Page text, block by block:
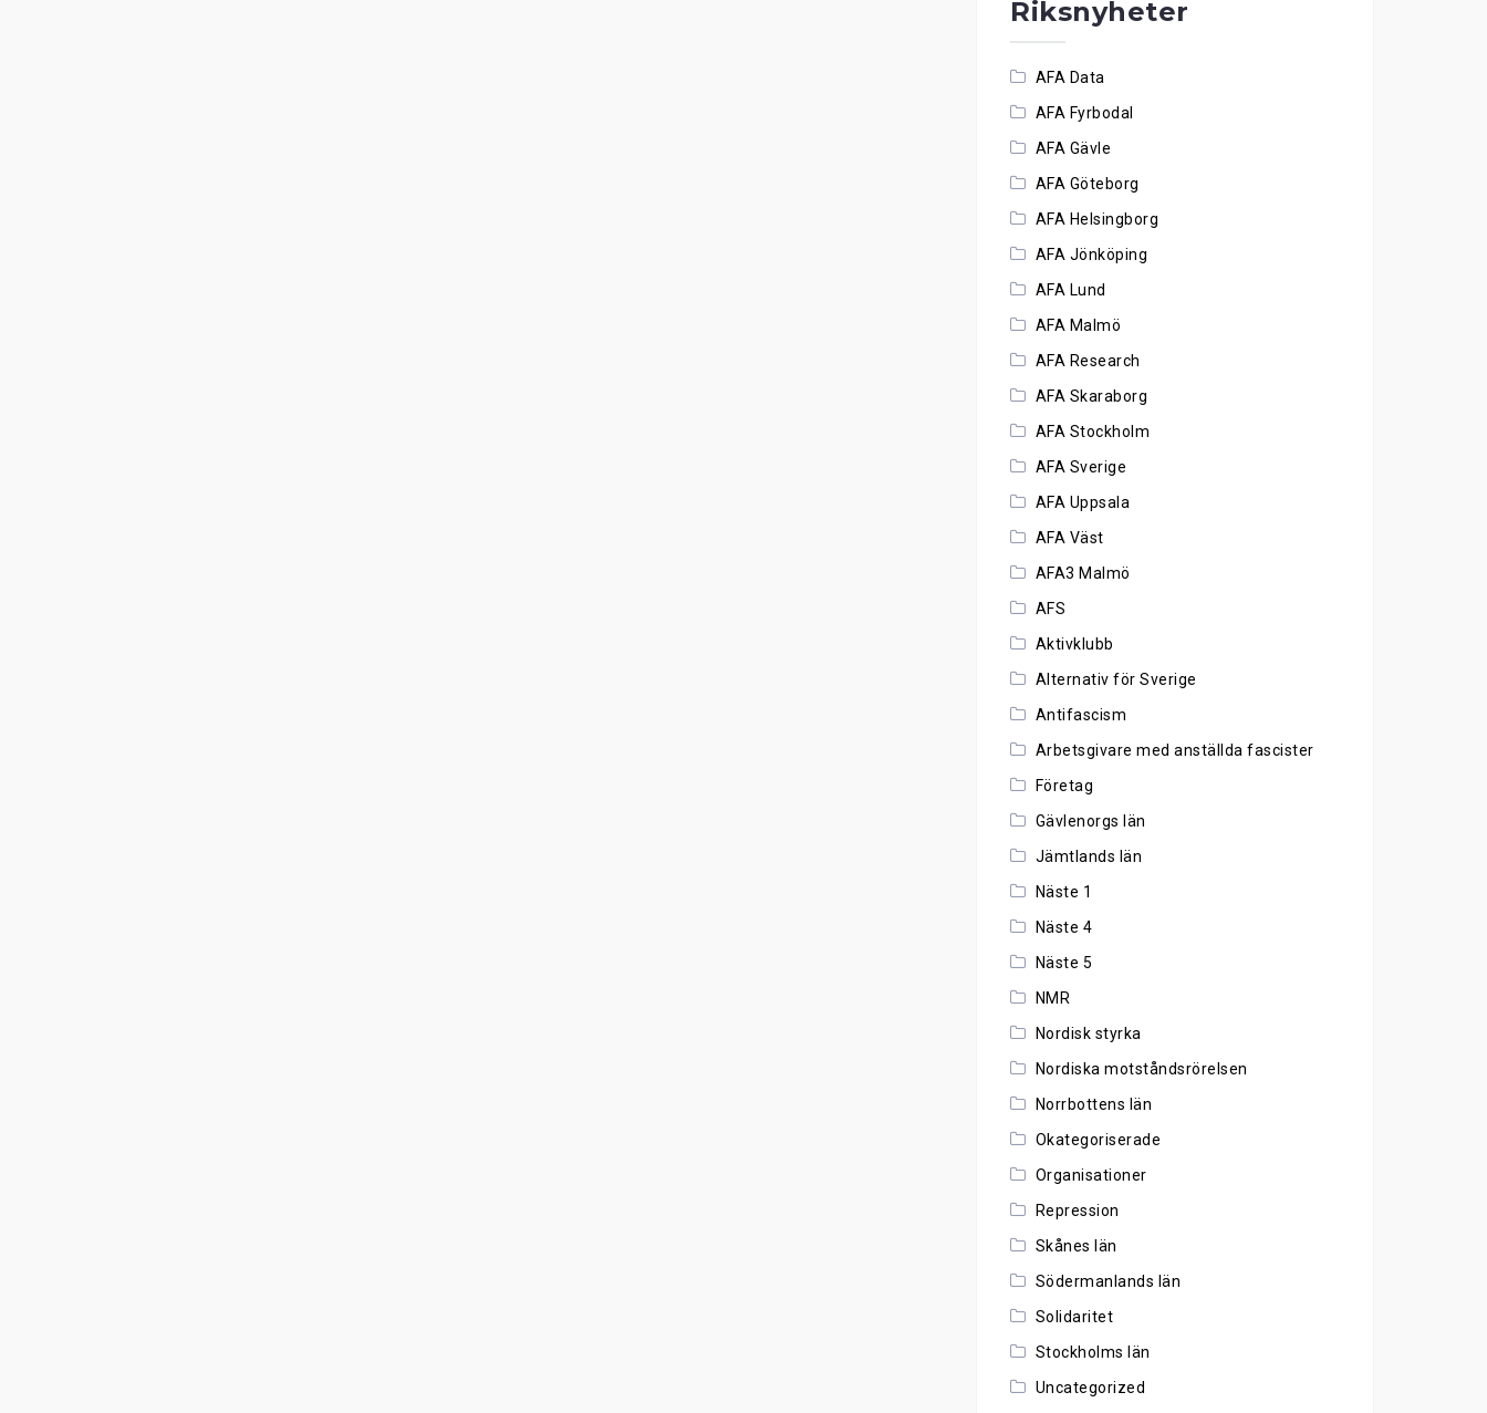
Riksnyheter
AFA Data
AFA Fyrbodal
AFA Gävle
AFA Göteborg
AFA Helsingborg
AFA Jönköping
AFA Lund
AFA Malmö
AFA Research
AFA Skaraborg
AFA Stockholm
AFA Sverige
AFA Uppsala
AFA Väst
AFA3 Malmö
AFS
Aktivklubb
Alternativ för Sverige
Antifascism
Arbetsgivare med anställda fascister
Företag
Gävlenorgs län
Jämtlands län
Näste 1
Näste 4
Näste 5
NMR
Nordisk styrka
Nordiska motståndsrörelsen
Norrbottens län
Okategoriserade
Organisationer
Repression
Skånes län
Södermanlands län
Solidaritet
Stockholms län
Uncategorized